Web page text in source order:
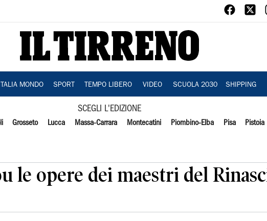
MONDO SPORT TEMPO LIBERO VIDEO SCUOLA 2030 SHIPPING
SCEGLI L'EDIZIONE
Grosseto Lucca Massa-Carrara Montecatini Piombino-Elba Pisa Pistoia
le opere dei maestri del